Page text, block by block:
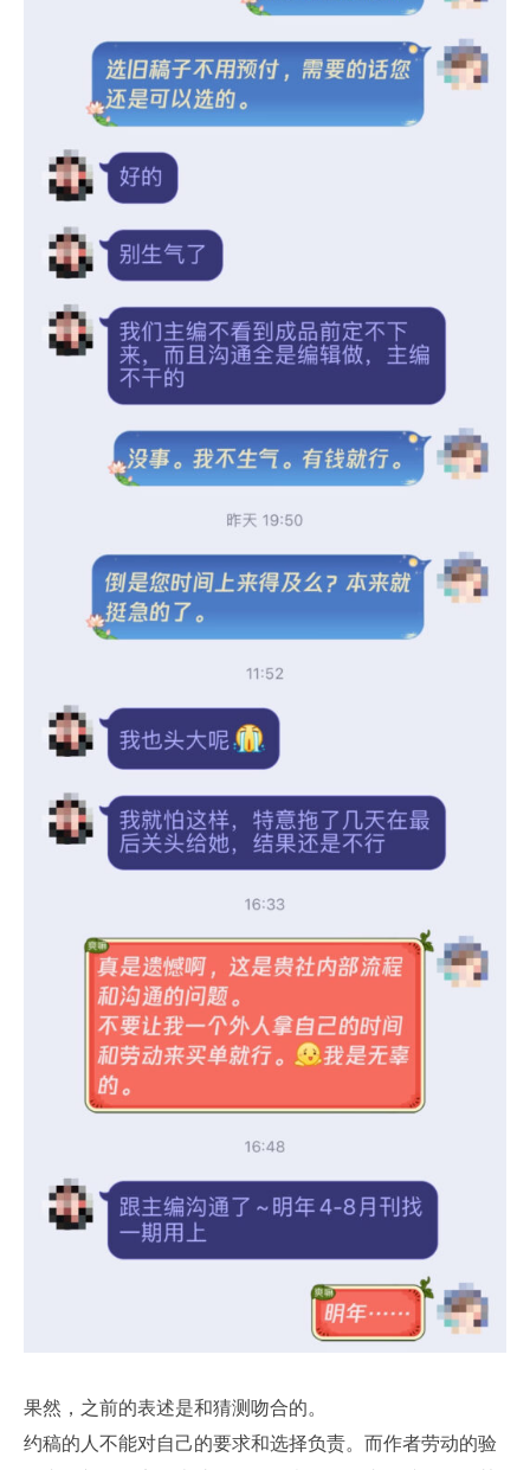
果然，之前的表述是和猜测吻合的。
约稿的人不能对自己的要求和选择负责。而作者劳动的验